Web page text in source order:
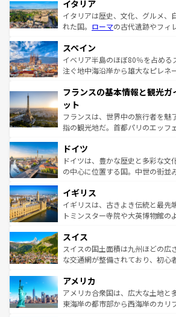
イタリア
イタリアは歴史、文化、グルメ、
れた国。 ローマの古代遺跡やフィ
ろん、トスカーナの美しい田園風
景など、自然景観も見逃せない。
ピザやパスタなど、絶品のイタリ
ませてくれるイタリアで、忘れら
なお、新着のイタリア情報は
しい。
スペイン
イベリア半島のほぼ80％を占める
注ぐ地中海沿岸から雄大なピレネ
文化が根付くこの国では、情熱的
れる闘牛、そして美味しいタパス
る。首都マドリードの洗練された
アートに溢れた街角から、地方で
せる。地方によって風土や気候が
性で訪れる人
ンテンツ一覧を参照してほしい。
フランスの基本情報と観光ガ
ット
フランスは、世界中の旅行者を魅
指の観光地だ。首都パリのエッフ
で、幅広い魅力が詰まっている。
聖堂、美しいビーチ、そして豊か
から魅了する。また、フランスは
いる。シャンパンの発祥地である
香り高いラベンダー畑など、多彩
らに、パリ以外の地域にも魅力が
れる地方に足を運ぶとそれぞれで
きるだろう。 なお、新着のフ
を参照してほしい。
ドイツ
ドイツは、豊かな歴史と多彩な文
の中心に位置する国。中世の街並
顔を持つこの国は、どこを歩いて
ルリンの文化的活気、バイエルン
してライン川沿いのワイン畑とい
は、お酒好きな人にはぜひ体験してほしい。
ドイツ情報はコンテンツ一覧を参
イギリス
イギリスは、古きよき伝統と最先
トミンスター寺院や大英博物館の
リアごとに異なる魅力がある。ま
ティー、ビール好きにはたまらな
戦など、本場だからこそできる体
ンツ一覧を参照してほしい。
スイス
スイスの国土面積は九州ほどの広
な交通網が整備されており、初心
の建物がそのまま残る町や、スイ
博物館もあり、アルプス観光だけ
ことができる。国民の所得が高い
アメリカ
アメリカ合衆国は、広大な土地と
東海岸の都市部から西海岸のカリ